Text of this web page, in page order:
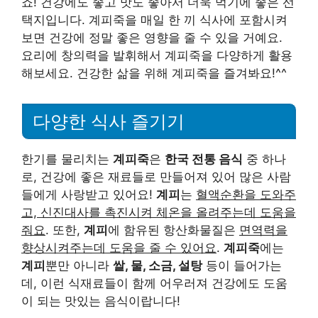
택지입니다. 계피죽을 매일 한 끼 식사에 포함시켜
보면 건강에 정말 좋은 영향을 줄 수 있을 거예요.
요리에 창의력을 발휘해서 계피죽을 다양하게 활용
해보세요. 건강한 삶을 위해 계피죽을 즐겨봐요!^^
다양한 식사 즐기기
한기를 물리치는 계피죽은 한국 전통 음식 중 하나
로, 건강에 좋은 재료들로 만들어져 있어 많은 사람
들에게 사랑받고 있어요! 계피는 혈액순환을 도와주
고, 신진대사를 촉진시켜 체온을 올려주는데 도움을
줘요. 또한, 계피에 함유된 항산화물질은 면역력을
향상시켜주는데 도움을 줄 수 있어요. 계피죽에는
계피뿐만 아니라 쌀, 물, 소금, 설탕등이 들어가는
데, 이런 식재료들이 함께 어우러져 건강에도 도움
이 되는 맛있는 음식이랍니다!